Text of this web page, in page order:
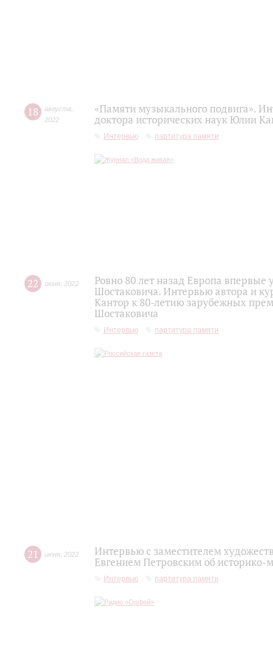
18 августа
2022
«Памяти музыкального подвига».
доктора исторических наук Юлии
Интервью партитура памяти
22 июня 2022
Ровно 80 лет назад Европа
Шостаковича. Интервью автора и
Кантор к 80-летию зарубежных
Шостаковича
Интервью партитура памяти
21 июня 2022
Интервью с заместителем
Евгением Петровским об
Интервью партитура памяти